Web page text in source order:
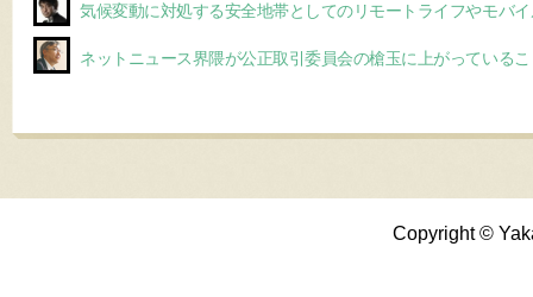
気候変動に対処する安全地帯としてのリモートライフやモバ
ネットニュース界隈が公正取引委員会の槍玉に上がっている
Copyright ©